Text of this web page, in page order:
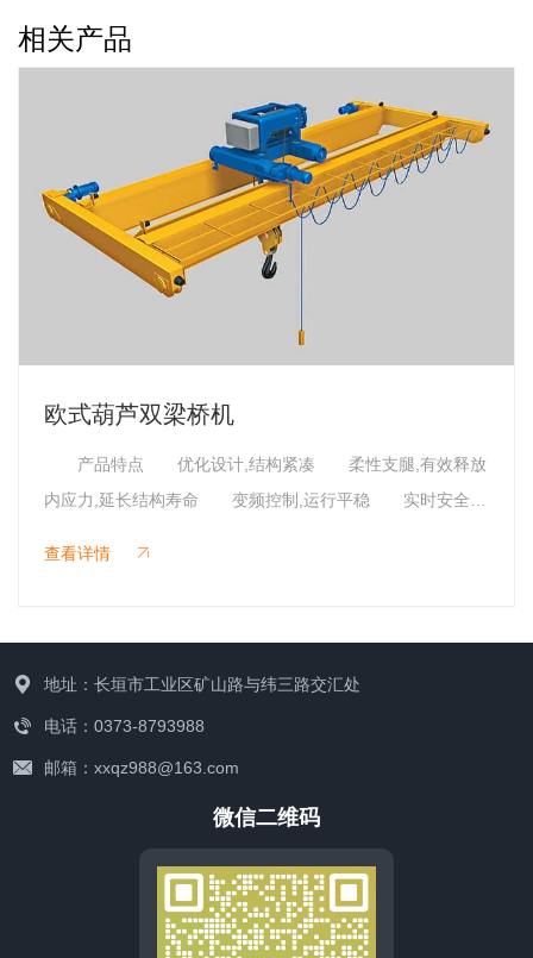
联系我们
相关产品
欧式葫芦双梁桥机
产品特点 优化设计,结构紧凑 柔性支腿,有效释放
内应力,延长结构寿命 变频控制,运行平稳 实时安全监
升小车 低净空设计 柔性驱动,内应力小,传动效率
高 重级制电机,接电持续率60%ED 行走变频无极调
速,运行平稳 自调试电磁盘式制动器,可靠,防尘
静享搬运 结构紧凑,铝合金壳体,密封 变频电机+硬齿
速4800r/min 防护等级IP55 半油脂润滑,免维护
智能电控 HM人机交互界面速度扩展功能 无线远程控
查看详情
地址：长垣市工业区矿山路与纬三路交汇处
电话：0373-8793988
邮箱：xxqz988@163.com
微信二维码